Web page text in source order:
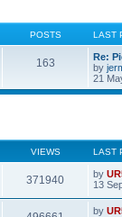
POSTS LAST
163
Re:
by
21
VIEWS LAST
371940 by
13
by